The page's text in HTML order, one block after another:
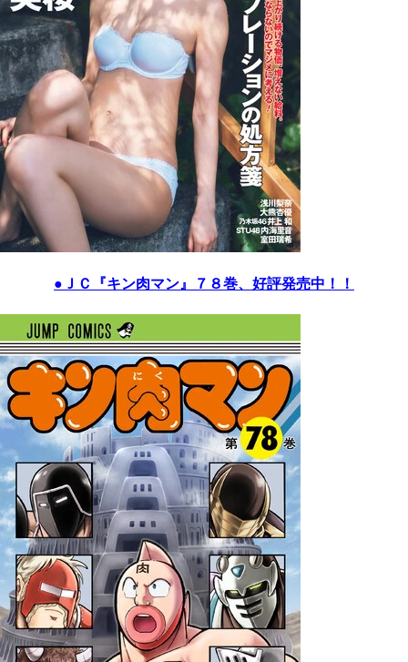
●ＪＣ『キン肉マン』７８巻、好評発売中！！